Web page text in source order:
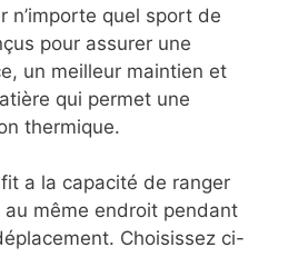
n’importe quel sport de
pour assurer une
un meilleur maintien et
qui permet une
thermique.
a la capacité de ranger
même endroit pendant
Choisissez ci-